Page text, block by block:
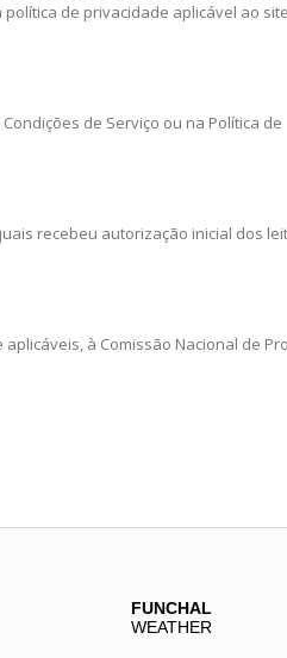
de privacidade aplicável ao
de Serviço ou na Política de
recebeu autorização inicial dos
à Comissão Nacional de